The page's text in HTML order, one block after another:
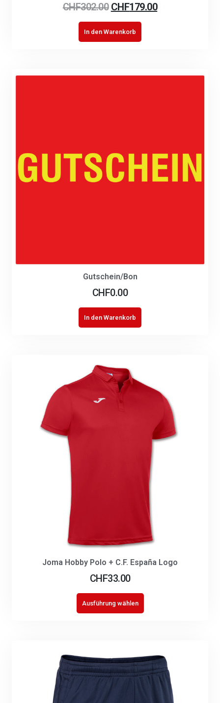
CHF302.00 CHF179.00
In den Warenkorb
Gutschein/Bon
CHF0.00
In den Warenkorb
Joma Hobby Polo + C.F. España Logo
CHF33.00
Ausführung wählen